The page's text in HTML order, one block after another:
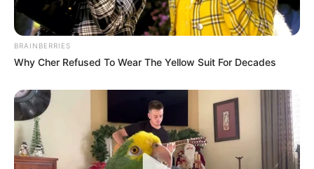
BRAINBERRIES
Why Cher Refused To Wear The Yellow Suit For Decades